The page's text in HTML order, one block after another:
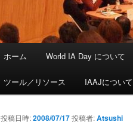
メインコンテンツへ移動
サブコンテンツへ移動
ホーム World IA Day について
ツール／リソース IAAJについて
投稿日時:2008/07/17投稿者:Atsushi